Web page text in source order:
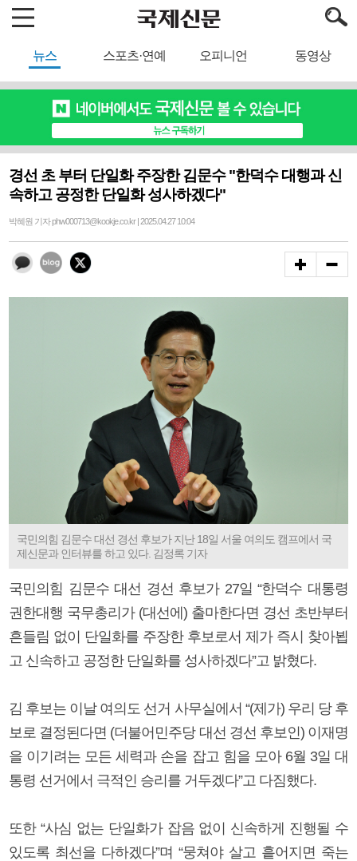
뉴스 스포츠·연예 오피니언 동영상
경선 초 부터 단일화 주장한 김문수 "한덕수 대행과 신
속하고 공정한 단일화 성사하겠다"
박혜원 기자 phw000713@kookje.co.kr | 2025.04.27 10:04
국민의힘 김문수 대선 경선 후보가 지난 18일 서울 여의도 캠프에서 국
제신문과 인터뷰를 하고 있다. 김정록 기자
국민의힘 김문수 대선 경선 후보가 27일 “한덕수 대통령
권한대행 국무총리가 (대선에) 출마한다면 경선 초반부터
흔들림 없이 단일화를 주장한 후보로서 제가 즉시 찾아뵙
고 신속하고 공정한 단일화를 성사하겠다”고 밝혔다.
김 후보는 이날 여의도 선거 사무실에서 “(제가) 우리 당 후
보로 결정된다면 (더불어민주당 대선 경선 후보인) 이재명
을 이기려는 모든 세력과 손을 잡고 힘을 모아 6월 3일 대
통령 선거에서 극적인 승리를 거두겠다”고 다짐했다.
또한 “사심 없는 단일화가 잡음 없이 신속하게 진행될 수
있도록 최선을 다하겠다”며 “뭉쳐야 살고 흩어지면 죽는